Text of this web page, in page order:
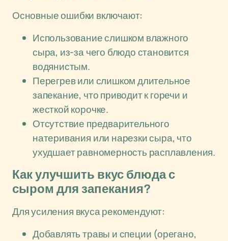
Основные ошибки включают:
Использование слишком влажного
сыра, из-за чего блюдо становится
водянистым.
Перегрев или слишком длительное
запекание, что приводит к горечи и
жесткой корочке.
Отсутствие предварительного
натеривания или нарезки сыра, что
ухудшает равномерность расплавления.
Как улучшить вкус блюда с
сыром для запекания?
Для усиления вкуса рекомендуют:
Добавлять травы и специи (орегано,